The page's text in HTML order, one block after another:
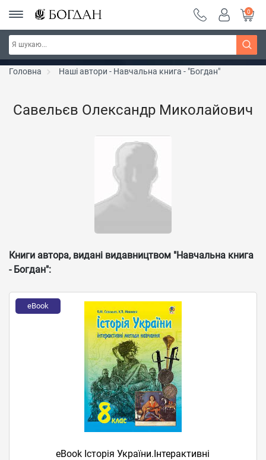
РОЗПРОДАЖ ~ 150 грн ~ 200 грн ~ 250 грн ~
300 грн ~ РОЗПРОДАЖ
Дізнатись більше
0
Головна Наші автори - Навчальна книга - "Богдан"
Савельєв Олександр Миколайович
Книги автора, видані видавництвом "Навчальна книга
- Богдан":
eBook
eBook Історія України.Інтерактивні